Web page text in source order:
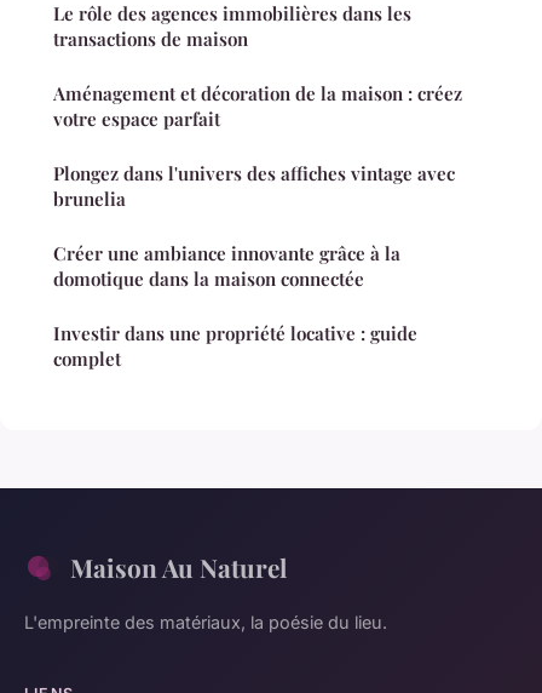
Le rôle des agences immobilières dans les
transactions de maison
Aménagement et décoration de la maison : créez
votre espace parfait
Plongez dans l'univers des affiches vintage avec
brunelia
Créer une ambiance innovante grâce à la
domotique dans la maison connectée
Investir dans une propriété locative : guide
complet
Maison Au Naturel
L'empreinte des matériaux, la poésie du lieu.